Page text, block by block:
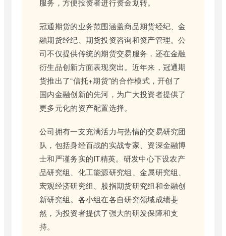
服务，方便投资者进行资金划转。
冠通期货的业务范围涵盖商品期货经纪、金
融期货经纪、期货投资咨询和资产管理。公
司不仅提供传统的期货交易服务，还在金融
衍生品创新方面表现突出。近年来，冠通期
货推出了“信托+期货”的合作模式，开创了
国内金融创新的先河，为广大投资者提供了
更多元化的资产配置选择。
公司拥有一支充满活力与热情的交易研究团
队，包括身经百战的实战专家、资深金融博
士和严谨务实的IT精英。研发中心下设农产
品研究组、化工能源研究组、金属研究组、
宏观经济研究组、股指期货研究组和金融创
新研究组。各小组在各自研究领域成绩斐
然，为投资者提供了强大的研发保障和支
持。